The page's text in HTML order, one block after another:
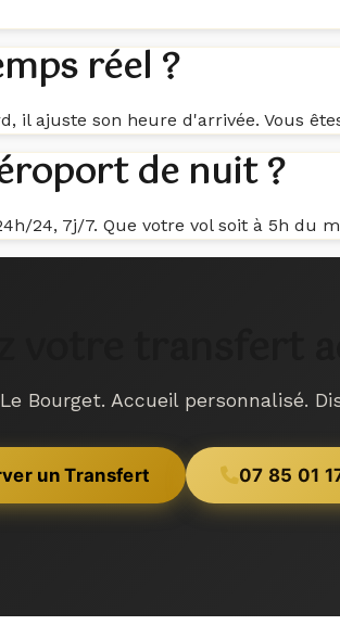
réel ?
il ajuste son heure d'arrivée. Vous
de nuit ?
24, 7j/7. Que votre vol soit à 5h du
Le Bourget. Accueil personnalisé.
un Transfert 07 85 01